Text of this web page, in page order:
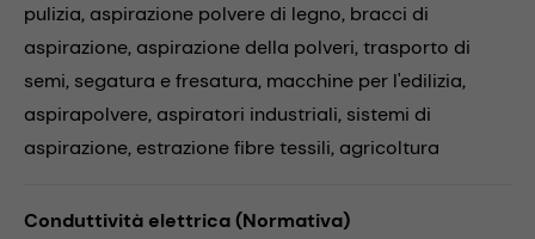
pulizia, aspirazione polvere di legno, bracci di
aspirazione, aspirazione della polveri,trasporto di
semi, segatura e fresatura, macchine per l'edilizia,
aspirapolvere, aspiratori industriali, sistemi di
aspirazione, estrazione fibre tessili, agricoltura
Conduttività elettrica (Normativa)